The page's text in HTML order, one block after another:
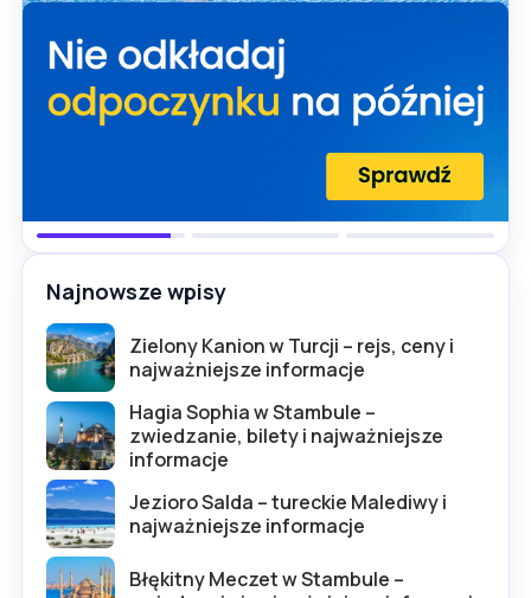
Najnowsze wpisy
Zielony Kanion w Turcji – rejs, ceny i
najważniejsze informacje
Hagia Sophia w Stambule –
zwiedzanie, bilety i najważniejsze
informacje
Jezioro Salda – tureckie Malediwy i
najważniejsze informacje
Błękitny Meczet w Stambule –